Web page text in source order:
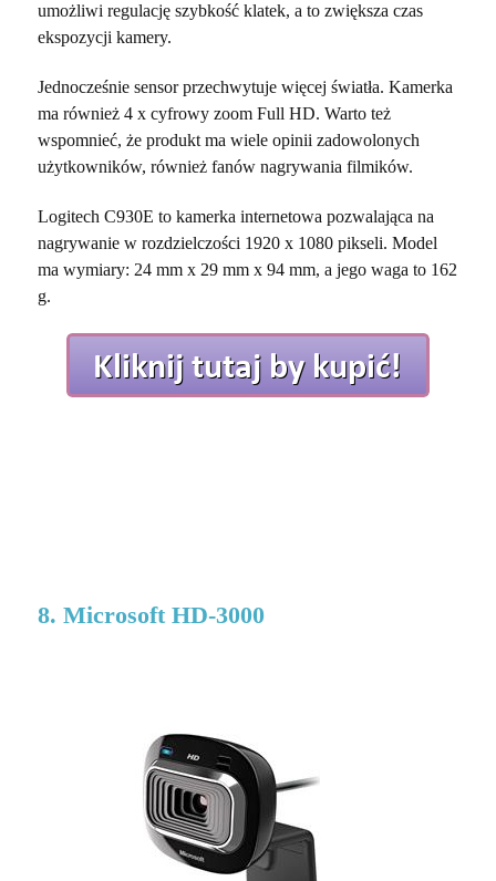
umożliwi regulację szybkość klatek, a to zwiększa czas
ekspozycji kamery.
Jednocześnie sensor przechwytuje więcej światła. Kamerka
ma również 4 x cyfrowy zoom Full HD. Warto też
wspomnieć, że produkt ma wiele opinii zadowolonych
użytkowników, również fanów nagrywania filmików.
Logitech C930E to kamerka internetowa pozwalająca na
nagrywanie w rozdzielczości 1920 x 1080 pikseli. Model
ma wymiary: 24 mm x 29 mm x 94 mm, a jego waga to 162
g.
8. Microsoft HD-3000